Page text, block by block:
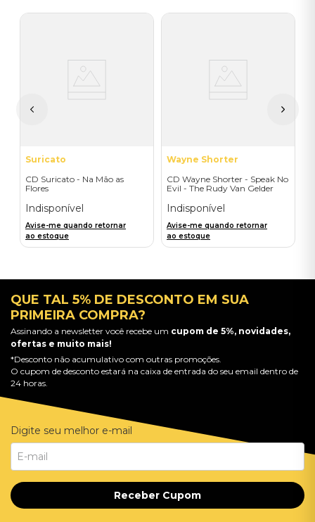
Suricato
CD Suricato - Na Mão as
Flores
Indisponível
Avise-me quando retornar
ao estoque
Wayne Shorter
CD Wayne Shorter - Speak No
Evil - The Rudy Van Gelder
Indisponível
Avise-me quando retornar
ao estoque
QUE TAL 5% DE DESCONTO EM SUA
PRIMEIRA COMPRA?
Assinando a newsletter você recebe um cupom de 5%, novidades,
ofertas e muito mais!
*Desconto não acumulativo com outras promoções.
O cupom de desconto estará na caixa de entrada do seu email dentro de
24 horas.
Digite seu melhor e-mail
Receber Cupom